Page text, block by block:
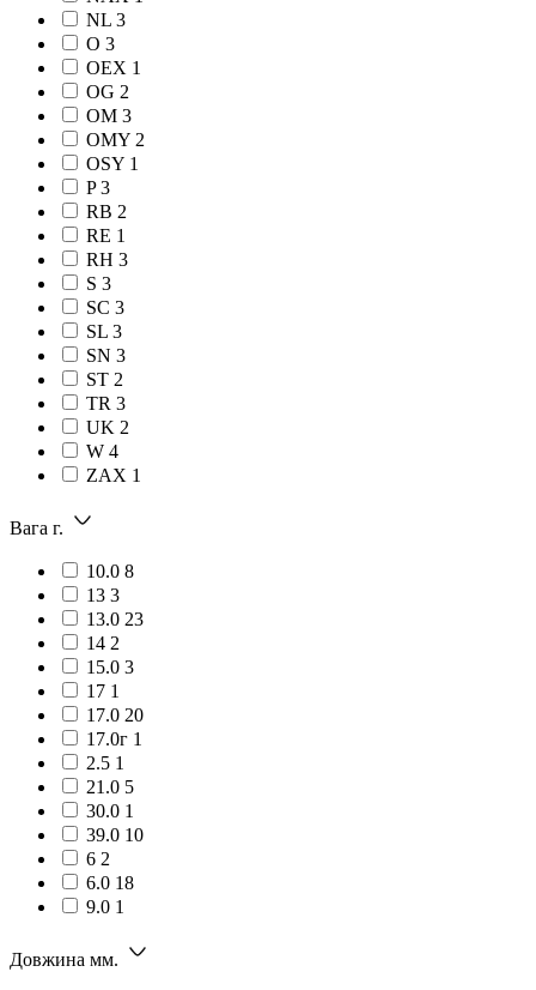
NL 3
O 3
OEX 1
OG 2
OM 3
OMY 2
OSY 1
P3
RB 2
RE 1
RH 3
S 3
SC 3
SL 3
SN 3
ST 2
TR 3
UK 2
W 4
ZAX 1
Вага г.
10.0 8
13 3
13.0 23
14 2
15.0 3
17 1
17.0 20
17.0г 1
2.5 1
21.0 5
30.0 1
39.0 10
6 2
6.0 18
9.0 1
Довжина мм.